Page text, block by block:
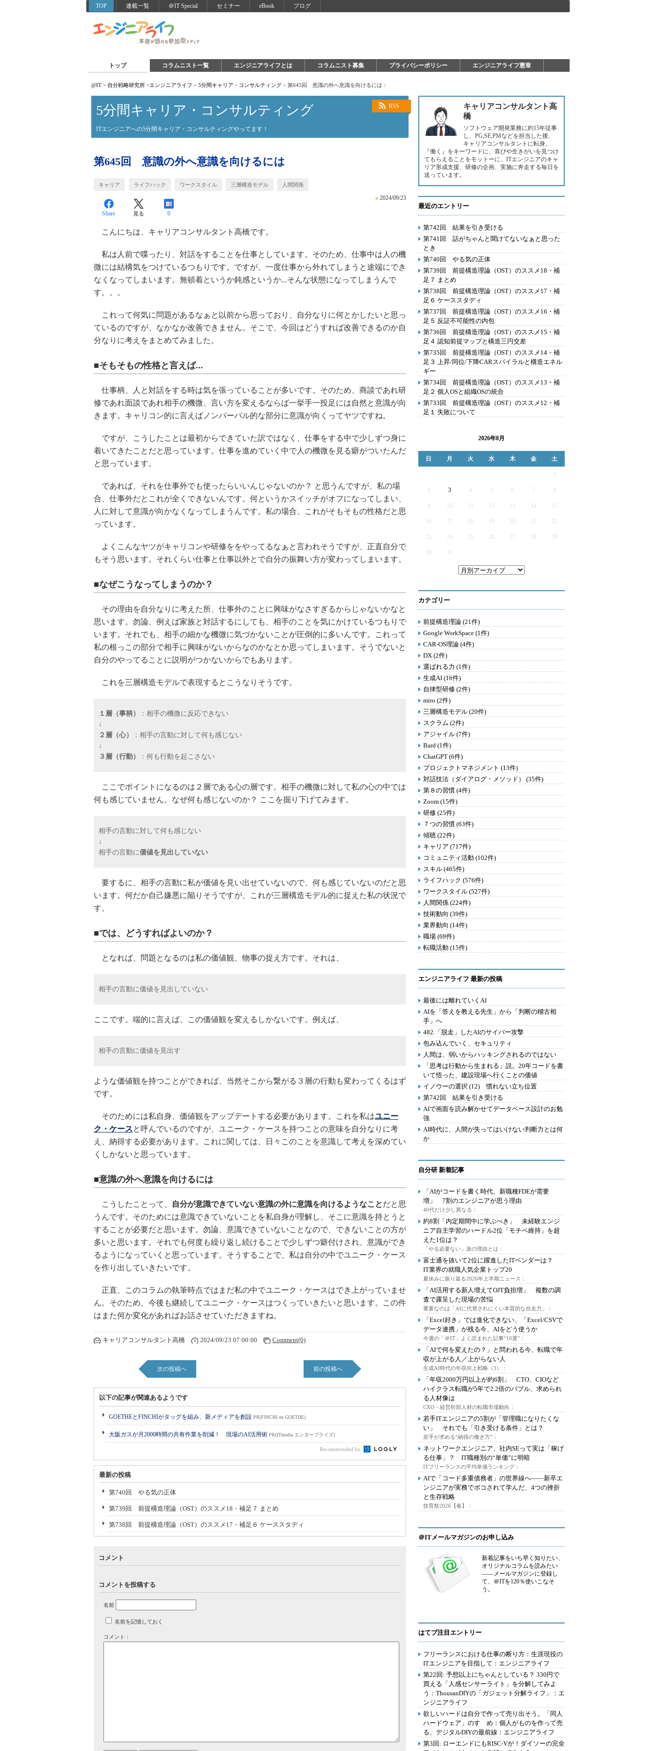
TOP 連載一覧 ＠IT Special セミナー eBook ブログ
トップ コラムニスト一覧 エンジニアライフとは コラムニスト募集 プライバシーポリシー エンジニアライフ憲章
@IT > 自分戦略研究所 >エンジニアライフ > 5分間キャリア・コンサルティング > 第645回 意識の外へ意識を向けるには：
RSS
5分間キャリア・コンサルティング
ITエンジニアへの5分間キャリア・コンサルティングやってます！
第645回 意識の外へ意識を向けるには
キャリア ライフハック ワークスタイル 三層構造モデル 人間関係
» 2024/09/23
Share 見る 0
こんにちは、キャリアコンサルタント高橋です。
私は人前で喋ったり、対話をすることを仕事としています。そのため、仕事中は人の機
微には結構気をつけているつもりです。ですが、一度仕事から外れてしまうと途端にでき
なくなってしまいます。無頓着というか鈍感というか...そんな状態になってしまうんで
す。。。
これって何気に問題があるなぁと以前から思っており、自分なりに何とかしたいと思っ
ているのですが、なかなか改善できません。そこで、今回はどうすれば改善できるのか自
分なりに考えをまとめてみました。
■そもそもの性格と言えば...
仕事柄、人と対話をする時は気を張っていることが多いです。そのため、商談であれ研
修であれ面談であれ相手の機微、言い方を変えるならば一挙手一投足には自然と意識が向
きます。キャリコン的に言えばノンバーバル的な部分に意識が向くってヤツですね。
ですが、こうしたことは最初からできていた訳ではなく、仕事をする中で少しずつ身に
着いてきたことだと思っています。仕事を進めていく中で人の機微を見る癖がついたんだ
と思っています。
であれば、それを仕事外でも使ったらいいんじゃないのか？ と思うんですが、私の場
合、仕事外だとこれが全くできないんです。何というかスイッチがオフになってしまい、
人に対して意識が向かなくなってしまうんです。私の場合、これがそもそもの性格だと思
っています。
よくこんなヤツがキャリコンや研修ををやってるなぁと言われそうですが、正直自分で
もそう思います。それくらい仕事と仕事以外とで自分の振舞い方が変わってしまいます。
■なぜこうなってしまうのか？
その理由を自分なりに考えた所、仕事外のことに興味がなさすぎるからじゃないかなと
思います。勿論、例えば家族と対話するにしても、相手のことを気にかけているつもりで
います。それでも、相手の細かな機微に気づかないことが圧倒的に多いんです。これって
私の根っこの部分で相手に興味がないからなのかなとか思ってしまいます。そうでないと
自分のやってることに説明がつかないからでもあります。
これを三層構造モデルで表現するとこうなりそうです。
１層（事柄）
：相手の機微に反応できない
↓
２層（心）
：相手の言動に対して何も感じない
↓
３層（行動）
：何も行動を起こさない
ここでポイントになるのは２層である心の層です。相手の機微に対して私の心の中では
何も感じていません。なぜ何も感じないのか？ ここを掘り下げてみます。
相手の言動に対して何も感じない
↓
相手の言動に価値を見出していない
要するに、相手の言動に私が価値を見い出せていないので、何も感じていないのだと思
います。何だか自己嫌悪に陥りそうですが、これが三層構造モデル的に捉えた私の状況で
す。
■では、どうすればよいのか？
となれば、問題となるのは私の価値観、物事の捉え方です。それは、
相手の言動に価値を見出していない
ここです。端的に言えば、この価値観を変えるしかないです。例えば、
相手の言動に価値を見出す
ような価値観を持つことができれば、当然そこから繋がる３層の行動も変わってくるはず
です。
そのためには私自身、価値観をアップデートする必要があります。これを私はユニー
ク・ケースと呼んでいるのですが、ユニーク・ケースを持つことの意味を自分なりに考
え、納得する必要があります。これに関しては、日々このことを意識して考えを深めてい
くしかないと思っています。
■意識の外へ意識を向けるには
こうしたことって、 自分が意識できていない意識の外に意識を向けるようなことだと思
うんです。そのためには意識できていないことを私自身が理解し、そこに意識を持とうと
することが必要だと思います。勿論、意識できていないことなので、できないことの方が
多いと思います。それでも何度も繰り返し続けることで少しずつ癖付けされ、意識ができ
るようになっていくと思っています。そうすることで、私は自分の中でユニーク・ケース
を作り出していきたいです。
正直、このコラムの執筆時点ではまだ私の中でユニーク・ケースはでき上がっていませ
ん。そのため、今後も継続してユニーク・ケースはつくっていきたいと思います。この件
はまた何か変化があればお話させていただきますね。
キャリアコンサルタント高橋 2024/09/23 07:00:00 Comment(0)
次の投稿へ 前の投稿へ
以下の記事が関連あるようです
GOETHEとFINCHIがタッグを組み、新メディアを創設 PR(FINCHI on GOETHE)
大阪ガスが月2000時間の共有作業を削減！ 現場のAI活用術 PR(ITmedia エンタープライズ)
Recommended by
最新の投稿
第740回 やる気の正体
第739回 前提構造理論（OST）のススメ18・補足７ まとめ
第738回 前提構造理論（OST）のススメ17・補足６ ケーススタディ
コメント
コメントを投稿する
名前
名前を記憶しておく
コメント：
キャリアコンサルタント高
橋
ソフトウェア開発業務に約15年従事
し、PG,SE,PMなどを担当した後、
キャリアコンサルタントに転身。
『働く』をキーワードに、喜びや生きがいを見つけ
てもらえることをモットーに、ITエンジニアのキャ
リア形成支援、研修の企画、実施に奔走する毎日を
送っています。
最近のエントリー
第742回 結果を引き受ける
第741回 話がちゃんと聞けてないなぁと思った
とき
第740回 やる気の正体
第739回 前提構造理論（OST）のススメ18・補
足７ まとめ
第738回 前提構造理論（OST）のススメ17・補
足６ ケーススタディ
第737回 前提構造理論（OST）のススメ16・補
足５ 反証不可能性の内包
第736回 前提構造理論（OST）のススメ15・補
足４ 認知前提マップと構造三円交差
第735回 前提構造理論（OST）のススメ14・補
足３ 上昇/同位/下降CARスパイラルと構造エネル
ギー
第734回 前提構造理論（OST）のススメ13・補
足２ 個人OSと組織OSの統合
第733回 前提構造理論（OST）のススメ12・補
足１ 失敗について
2026年8月
日 月 火 水 木 金 土
2 3 4 5 6 7
9 12 13 14 15
16 17 19 20 21 22
23 24 25 26 27 28 29
30 31
カテゴリー
前提構造理論 (21件)
Google WorkSpace (1件)
CAR-OS理論 (4件)
DX (2件)
選ばれる力 (1件)
生成AI (16件)
自律型研修 (2件)
miro (2件)
三層構造モデル (20件)
スクラム (2件)
アジャイル (7件)
Bard (1件)
ChatGPT (6件)
プロジェクトマネジメント (13件)
対話技法（ダイアログ・メソッド） (35件)
第８の習慣 (4件)
Zoom (15件)
研修 (25件)
７つの習慣 (63件)
傾聴 (22件)
キャリア (717件)
コミュニティ活動 (102件)
スキル (465件)
ライフハック (576件)
ワークスタイル (527件)
人間関係 (224件)
技術動向 (39件)
業界動向 (14件)
職場 (69件)
転職活動 (15件)
エンジニアライフ 最新の投稿
最後には離れていくAI
AIを「答えを教える先生」から「判断の稽古相
手」へ
482.「脱走」したAIのサイバー攻撃
包み込んでいく、セキュリティ
人間は、弱いからハッキングされるのではない
「思考は行動から生まれる」説。20年コードを書
いて悟った、建設現場へ行くことの価値
イノウーの選択 (12) 慣れない立ち位置
第742回 結果を引き受ける
AIで画面を読み解かせてデータベース設計のお勉
強
AI時代に、人間が失ってはいけない判断力とは何
か
自分研 新着記事
「AIがコードを書く時代、新職種FDEが需要
増」 7割のエンジニアが思う理由
40代だけ少し異なる：
約8割「内定期間中に学ぶべき」 未経験エンジ
ニア自主学習のハードル2位「モチベ維持」を超
えた1位は？
「やる必要ない」派の理由とは：
富士通を抜いて2位に躍進したITベンダーは？
IT業界の就職人気企業トップ20
夏休みに振り返る2026年上半期ニュース：
「AI活用する新人増えてOJT負担増」 複数の調
査で露呈した現場の苦悩
重要なのは「AIに代替されにくい本質的な自走力」：
「Excel好き」では進化できない、「Excel/CSVで
データ連携」が残る今、AIをどう使うか
今週の「＠IT」よく読まれた記事“10選”：
「AIで何を変えたの？」と問われる今、転職で年
収が上がる人／上がらない人
生成AI時代の年収向上戦略（3）：
「年収2000万円以上が約6割」 CTO、CIOなど
ハイクラス転職が5年で2.2倍のバブル、求められ
る人材像は
CXO・経営幹部人材の転職市場動向：
若手ITエンジニアの5割が「管理職になりたくな
い」 それでも「引き受ける条件」とは？
若手が求める“納得の働き方”：
ネットワークエンジニア、社内SEって実は「稼げ
る仕事」？ IT職種別の“単価”に明暗
ITフリーランスの平均単価ランキング：
AIで「コード多重債務者」の世界線へ――新卒エ
ンジニアが実務でボコされて学んだ、4つの挫折
と生存戦略
技育祭2026【春】：
＠ITメールマガジンのお申し込み
新着記事をいち早く知りたい、
オリジナルコラムを読みたい
――メールマガジンに登録し
て、＠ITを120％使いこなそ
う。
はてブ注目エントリー
フリーランスにおける仕事の断り方：生涯現役の
ITエンジニアを目指して：エンジニアライフ
第22回: 予想以上にちゃんとしている？ 330円で
買える「人感センサーライト」を分解してみよ
う：ThousanDIYの「ガジェット分解ライフ」：エ
ンジニアライフ
欲しいハードは自分で作って売り出そう。「同人
ハードウェア」のすゝめ：個人がものを作って売
る、デジタルDIYの最前線：エンジニアライフ
第3回: ローエンドにもRISC-Vが！ダイソーの完全